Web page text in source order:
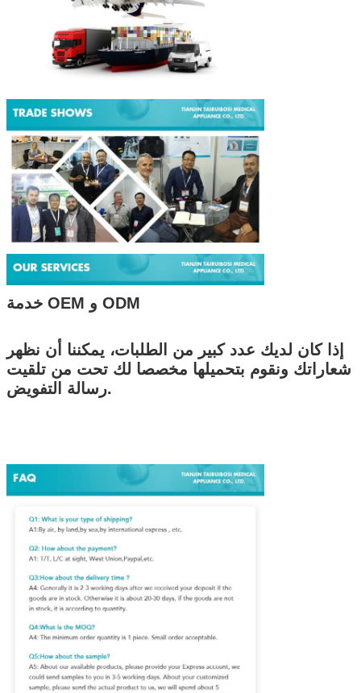
خدمة OEM و ODM
إذا كان لديك عدد كبير من الطلبات، يمكننا أن نظهر
شعاراتك ونقوم بتحميلها مخصصا لك تحت من تلقيت
رسالة التفويض.